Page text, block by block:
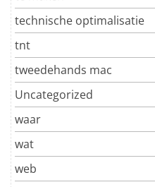
technische optimalisatie
tnt
tweedehands mac
Uncategorized
waar
wat
web